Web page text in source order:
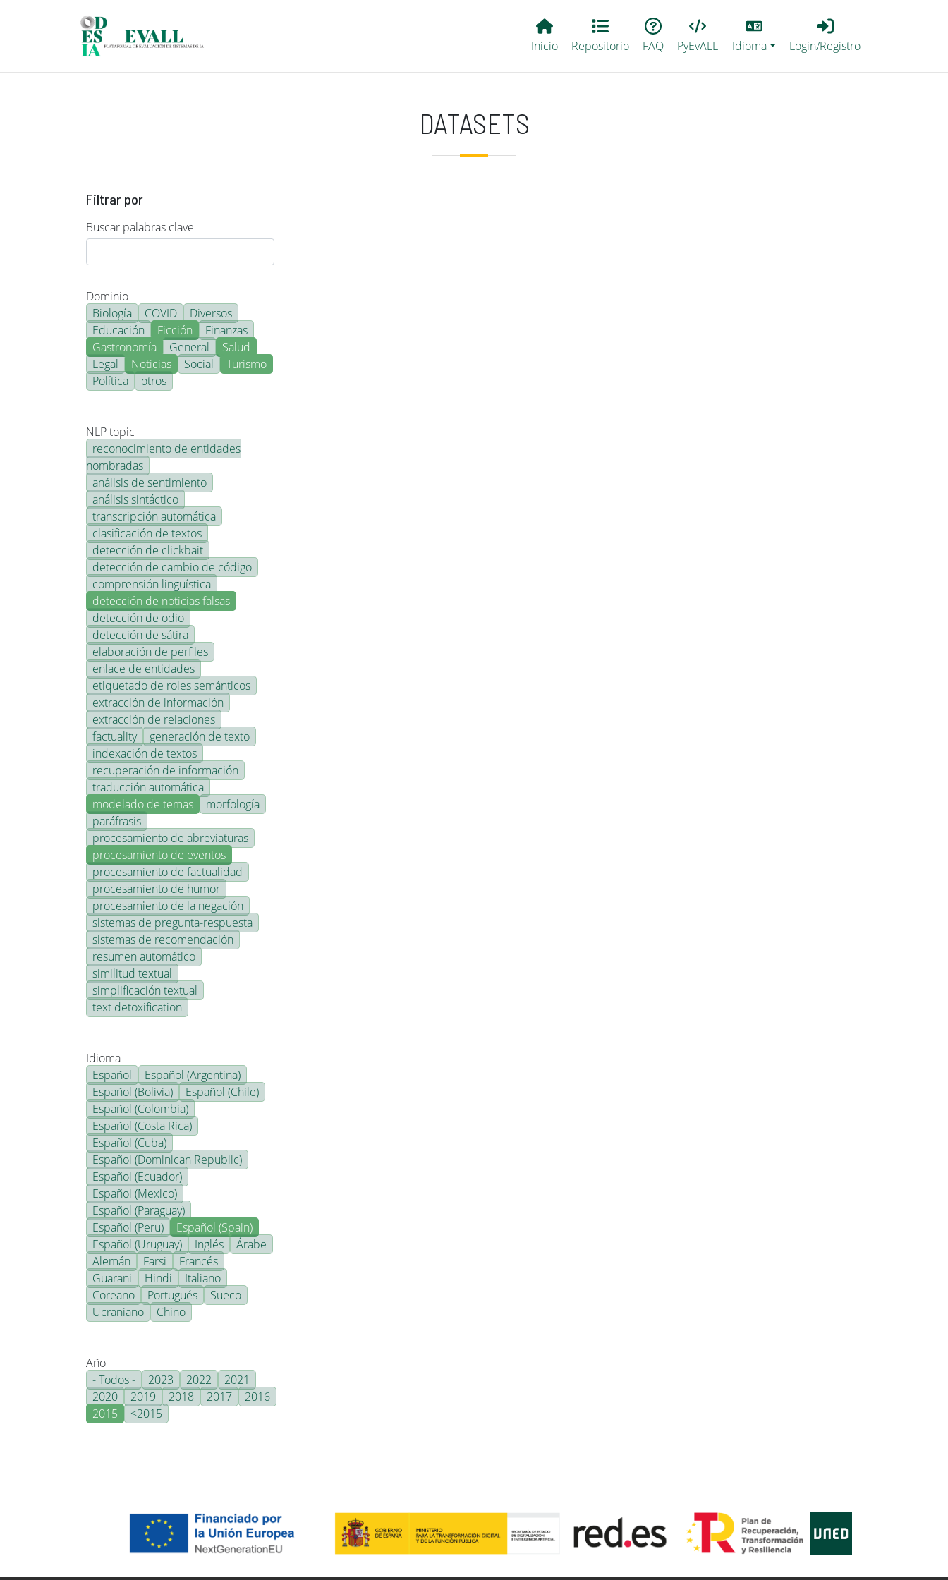
Main EvALL
Inicio Repositorio FAQ PyEvALL
Lang
Idioma
Login_Registro
Login/Registro
DATASETS
Filtrar por
Buscar palabras clave
Dominio
Biología
COVID
Diversos
Educación
Ficción
Finanzas
Gastronomía
General
Salud
Legal
Noticias Social
Turismo
Política
otros
NLP topic
reconocimiento de entidades
nombradas
análisis de sentimiento
análisis sintáctico
transcripción automática
clasificación de textos
detección de clickbait
detección de cambio de código
comprensión lingüística
detección de noticias falsas
detección de odio
detección de sátira
elaboración de perfiles
enlace de entidades
etiquetado de roles semánticos
extracción de información
extracción de relaciones
factuality
generación de texto
indexación de textos
recuperación de información
traducción automática
modelado de temas
morfología
paráfrasis
procesamiento de abreviaturas
procesamiento de eventos
procesamiento de factualidad
procesamiento de humor
procesamiento de la negación
sistemas de pregunta-respuesta
sistemas de recomendación
resumen automático
similitud textual
simplificación textual
text detoxification
Idioma
Español
Español (Argentina)
Español (Bolivia)
Español (Chile)
Español (Colombia)
Español (Costa Rica)
Español (Cuba)
Español (Dominican Republic)
Español (Ecuador)
Español (Mexico)
Español (Paraguay)
Español (Peru)
Español (Spain)
Español (Uruguay)
Inglés
Árabe
Alemán
Farsi
Francés
Guarani
Hindi
Italiano
Coreano
Portugués
Sueco
Ucraniano
Chino
Año
- Todos -
2023 2022
2021
2020
2019 2018 2017
2016
2015
<2015